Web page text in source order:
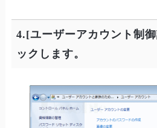
4.[ユーザーアカウント制
ックします。